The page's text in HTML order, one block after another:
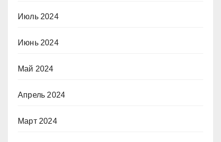
Июль 2024
Июнь 2024
Май 2024
Апрель 2024
Март 2024